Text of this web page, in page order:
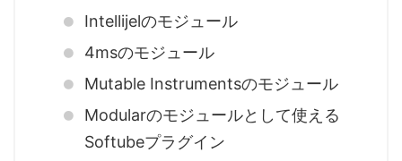
Intellijelのモジュール
4msのモジュール
Mutable Instrumentsのモジュール
Modularのモジュールとして使える
Softubeプラグイン